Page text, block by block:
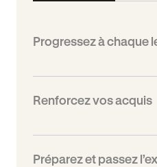
Progressez à chaque
Renforcez vos acquis
Préparez et passez